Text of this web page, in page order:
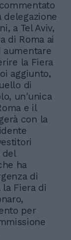
a Tel Aviv,
di Roma ai
aumentare
la Fiera
aggiunto,
di
un'unica
e il
con la
del
ha
di
Fiera di
per